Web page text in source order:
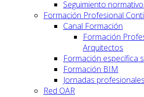
Seguimiento
Formación Profesional
Canal Formación
Formación
Arquitectos
Formación específica
Formación BIM
Jornadas profesionales
Red OAR